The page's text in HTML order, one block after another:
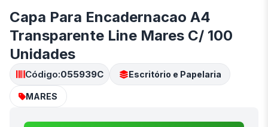
Capa Para Encadernacao A4
Transparente Line Mares C/ 100
Unidades
Código:055939C Escritório e Papelaria
MARES